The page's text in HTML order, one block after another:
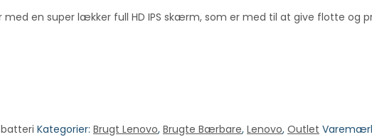
med en super lækker full HD IPS skærm, som er med til at give flotte og
Kategorier: Brugt Lenovo, Brugte Bærbare, Lenovo, Outlet